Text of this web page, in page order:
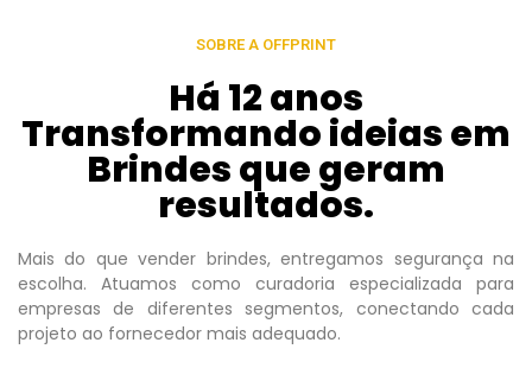
SOBRE A OFFPRINT
Há 12 anos
Transformando ideias em
Brindes que geram
resultados.
Mais do que vender brindes, entregamos segurança na
escolha. Atuamos como curadoria especializada para
empresas de diferentes segmentos, conectando cada
projeto ao fornecedor mais adequado.